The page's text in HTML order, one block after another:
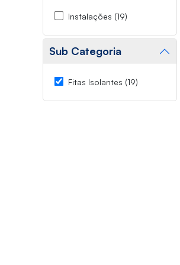
Instalações (19)
Sub Categoria
Fitas Isolantes (19)